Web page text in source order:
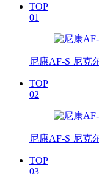
TOP
01
尼康AF-S 尼克
TOP
02
尼康AF-S 尼克
TOP
03